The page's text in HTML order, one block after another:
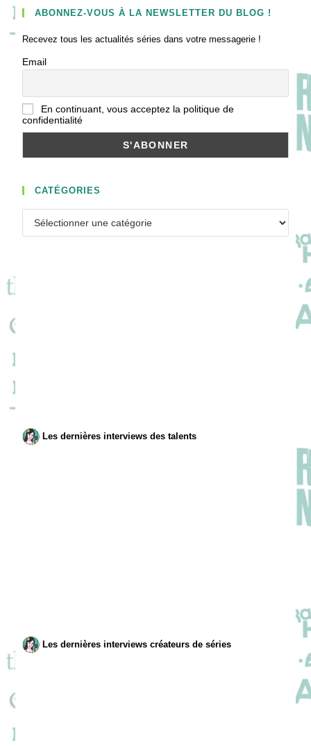
ABONNEZ-VOUS À LA NEWSLETTER DU BLOG !
Recevez tous les actualités séries dans votre messagerie !
Email
En continuant, vous acceptez la politique de
confidentialité
CATÉGORIES
Catégories
Les dernières interviews des talents
Les dernières interviews créateurs de séries